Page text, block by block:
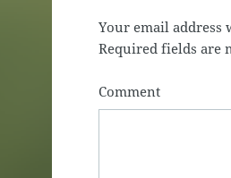
Your email address
Required fields are
Comment